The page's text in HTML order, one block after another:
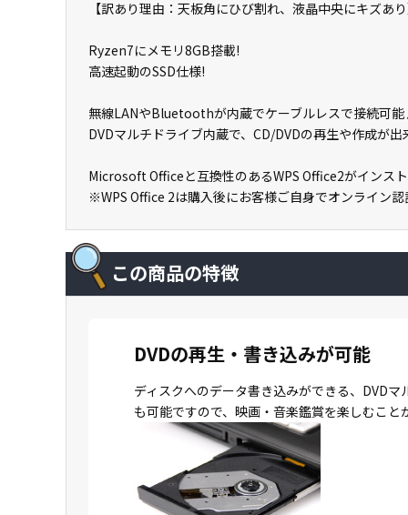
【訳あり理由：天板角にひび割れ、液晶中央にキズあり
Ryzen7にメモリ8GB搭載!
高速起動のSSD仕様!
無線LANやBluetoothが内蔵でケーブルレスで接続可
DVDマルチドライブ内蔵で、CD/DVDの再生や作成が出
Microsoft Officeと互換性のあるWPS Office2がインス
※WPS Office 2は購入後にお客様ご自身でオンライン認
この商品の特徴
DVDの再生・書き込みが可能
ディスクへのデータ書き込みができる、DVD
も可能ですので、映画・音楽鑑賞を楽しむこと